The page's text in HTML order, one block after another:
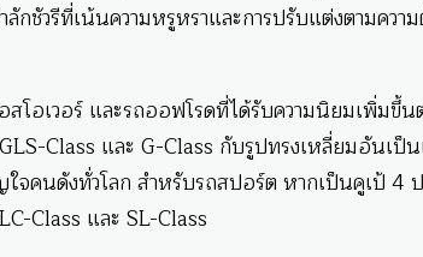
กชัวรีที่เน้นความหรูหราและการปรับแต่งตามคว
อเวอร์ และรถออฟโรดที่ได้รับความนิยมเพิ่มขึ้นต่
Class และ G-Class กับรูปทรงเหลี่ยมอันเป็
นดังทั่วโลก สำหรับรถสปอร์ต หากเป็นคูเป้ 4 ป
Class และ SL-Class